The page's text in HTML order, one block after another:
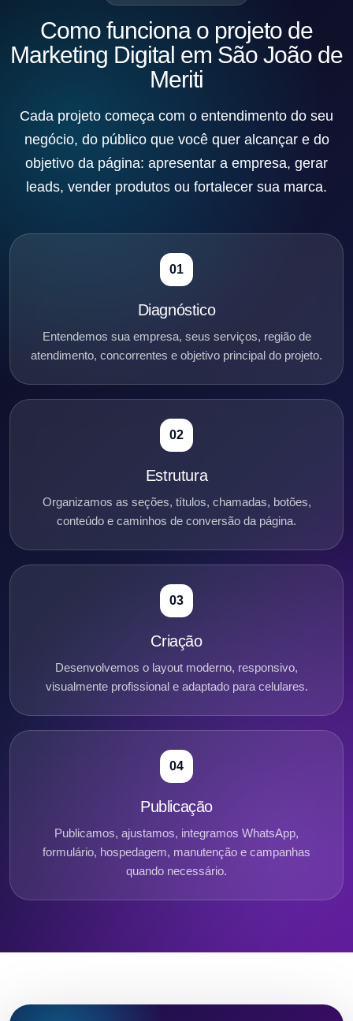
Como funciona o projeto de
Marketing Digital em São João de
Meriti
Cada projeto começa com o entendimento do seu
negócio, do público que você quer alcançar e do
objetivo da página: apresentar a empresa, gerar
leads, vender produtos ou fortalecer sua marca.
01
Diagnóstico
Entendemos sua empresa, seus serviços, região de
atendimento, concorrentes e objetivo principal do projeto.
02
Estrutura
Organizamos as seções, títulos, chamadas, botões,
conteúdo e caminhos de conversão da página.
03
Criação
Desenvolvemos o layout moderno, responsivo,
visualmente profissional e adaptado para celulares.
04
Publicação
Publicamos, ajustamos, integramos WhatsApp,
formulário, hospedagem, manutenção e campanhas
quando necessário.